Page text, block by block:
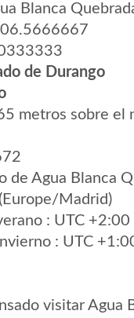
Blanca
de Durango
metros sobre el
de Agua Blanca
Madrid)
: UTC +2:00
: UTC
visitar Agua